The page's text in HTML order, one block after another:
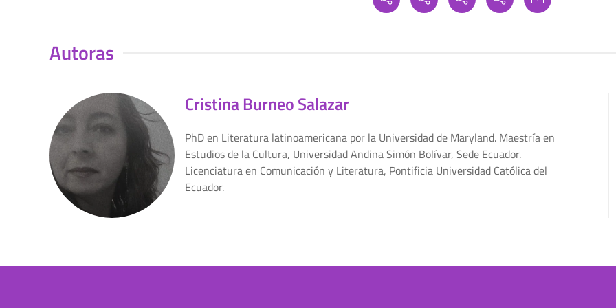
Autoras
Cristina Burneo Salazar
PhD en Literatura latinoamericana por la Universidad de Maryland. Maestría en
Estudios de la Cultura, Universidad Andina Simón Bolívar, Sede Ecuador.
Licenciatura en Comunicación y Literatura, Pontificia Universidad Católica del
Ecuador.